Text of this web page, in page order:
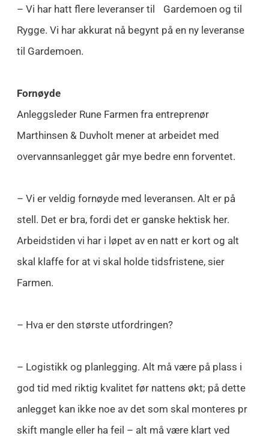
– Vi har hatt flere leveranser til Gardemoen og til
Rygge. Vi har akkurat nå begynt på en ny leveranse
til Gardemoen.
Fornøyde
Anleggsleder Rune Farmen fra entreprenør
Marthinsen & Duvholt mener at arbeidet med
overvannsanlegget går mye bedre enn forventet.
– Vi er veldig fornøyde med leveransen. Alt er på
stell. Det er bra, fordi det er ganske hektisk her.
Arbeidstiden vi har i løpet av en natt er kort og alt
skal klaffe for at vi skal holde tidsfristene, sier
Farmen.
– Hva er den største utfordringen?
– Logistikk og planlegging. Alt må være på plass i
god tid med riktig kvalitet før nattens økt; på dette
anlegget kan ikke noe av det som skal monteres pr
skift mangle eller ha feil – alt må være klart ved